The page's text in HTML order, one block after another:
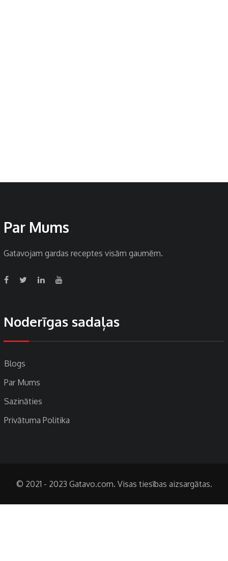
Par Mums
Gatavojam gardas receptes visām gaumēm.
Noderīgas sadaļas
Blogs
Par Mums
Sazināties
Privātuma Politika
© 2021 - 2023 Gatavo.com. Visas tiesības aizsargātas.